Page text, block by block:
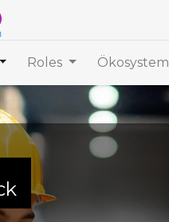
Roles Ökosystem